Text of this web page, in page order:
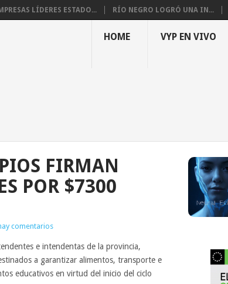
LÍDERES ESTADO... RÍO NEGRO LOGRÓ UNA IN...
HOME VYP EN VIVO
FIRMAN
POR $7300
comentarios
e intendentas de la provincia,
a garantizar alimentos, transporte e
educativos en virtud del inicio del ciclo